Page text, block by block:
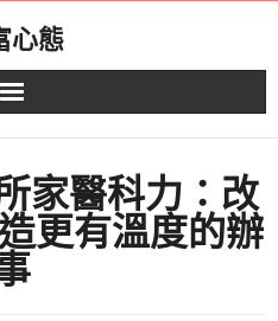
心態
家醫科力：改
更有溫度的辦